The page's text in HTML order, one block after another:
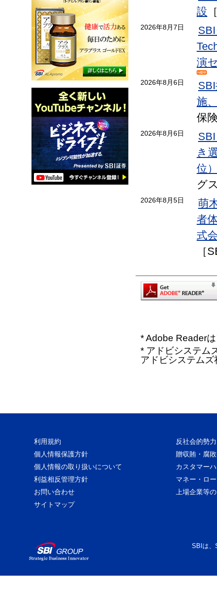
設
2026年8月7日
演
2026年8月6日
施
保
2026年8月6日
き
位
グ
2026年8月5日
萌
者
式
［
* Adobe Reader
* アドビシステム
アドビシステム
利用規約
反社会的勢
個人情報保護方針
贈収賄・腐
個人情報の取り扱いについて
カスタマー
利益相反管理方針
マネー・ロ
お問い合わせ
上場企業等
サイトマップ
SBIは、